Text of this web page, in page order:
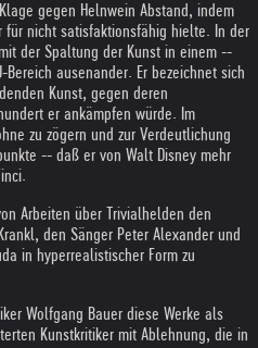
gegen Helnwein Abstand, indem
für nicht satisfaktionsfähig hielte. In der
der Spaltung der Kunst in einem --
ausenander. Er bezeichnet sich
Kunst, gegen deren
er ankämpfen würde. Im
zu zögern und zur Verdeutlichung
-- daß er von Walt Disney mehr
Arbeiten über Trivialhelden den
den Sänger Peter Alexander und
in hyperrealistischer Form zu
Wolfgang Bauer diese Werke als
Kunstkritiker mit Ablehnung, die in